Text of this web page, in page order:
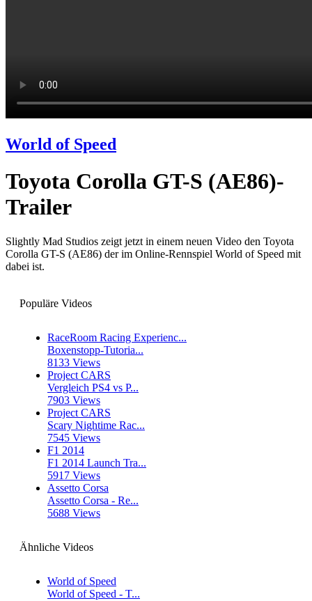
World of Speed
Toyota Corolla GT-S (AE86)-
Trailer
Slightly Mad Studios zeigt jetzt in einem neuen Video den Toyota
Corolla GT-S (AE86) der im Online-Rennspiel World of Speed mit
dabei ist.
Populäre Videos
RaceRoom Racing Experienc...
Boxenstopp-Tutoria...
8133 Views
Project CARS
Vergleich PS4 vs P...
7903 Views
Project CARS
Scary Nightime Rac...
7545 Views
F1 2014
F1 2014 Launch Tra...
5917 Views
Assetto Corsa
Assetto Corsa - Re...
5688 Views
Ähnliche Videos
World of Speed
World of Speed - T...